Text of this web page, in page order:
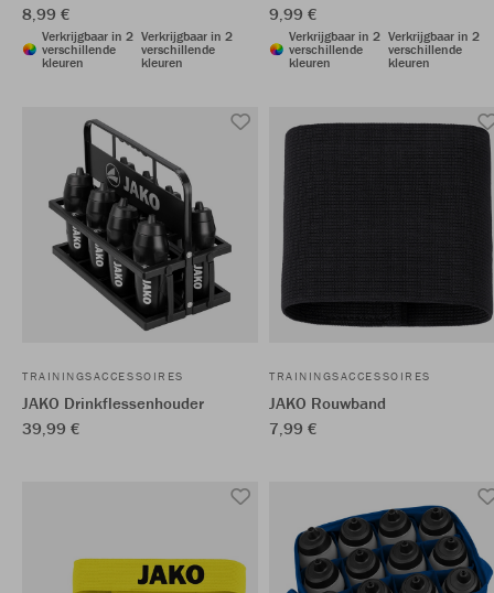
8,99 €
Verkrijgbaar in 2
verschillende
kleuren
Verkrijgbaar in 2
verschillende
kleuren
9,99 €
Verkrijgbaar in 2
verschillende
kleuren
Verkrijgbaar in 2
verschillende
kleuren
TRAININGSACCESSOIRES
JAKO Drinkflessenhouder
39,99 €
TRAININGSACCESSOIRES
JAKO Rouwband
7,99 €